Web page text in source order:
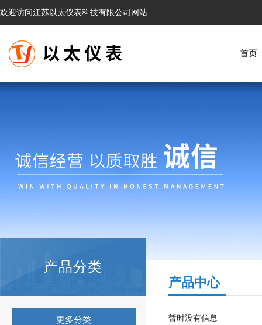
欢迎访问江苏以太仪表科技有限公司网站
首页
产品分类
更多分类
产品中心
暂时没有信息